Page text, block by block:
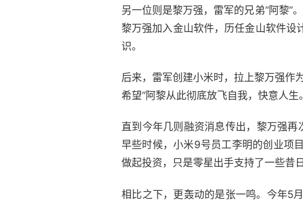
另一位则是黎万强，雷军的兄弟“阿黎”
黎万强加入金山软件，历任金山软件设
识。
后来，雷军创建小米时，拉上黎万强作
希望“阿黎从此彻底放飞自我，快意人生
直到今年几则融资消息传出，黎万强再
早些时候，小米9号员工李明的创业项
做起投资，只是零星出手支持了一些昔
相比之下，更轰动的是张一鸣。今年5